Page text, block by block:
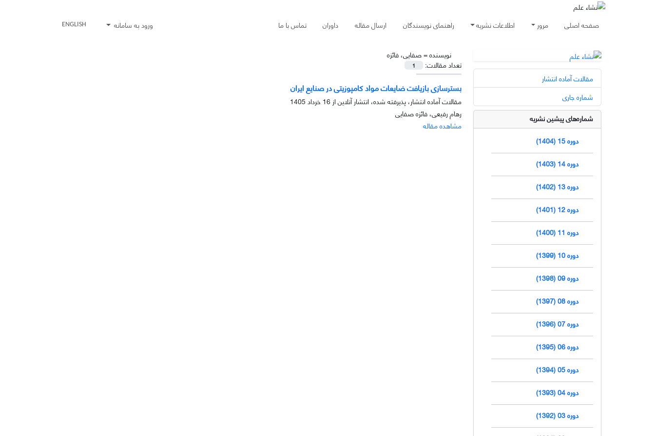
صفحه اصلی مرور اطلاعات نشریه راهنمای نویسندگان ارسال مقاله داوران تماس با ما ورود به سامانه ENGLISH
نویسنده =صفایی، فائزه
تعداد مقالات:
1
بسترسازی بازیافت ضایعات مواد کامپوزیتی در صنایع ایران
مقالات آماده انتشار، پذیرفته شده، انتشار آنلاین از 16 خرداد 1405
رهام رفیعی، فائزه صفایی
مشاهده مقاله
مقالات آماده انتشار
شماره جاری
شماره‌های پیشین نشریه
دوره 15 (1404)
دوره 14 (1403)
دوره 13 (1402)
دوره 12 (1401)
دوره 11 (1400)
دوره 10 (1399)
دوره 09 (1398)
دوره 08 (1397)
دوره 07 (1396)
دوره 06 (1395)
دوره 05 (1394)
دوره 04 (1393)
دوره 03 (1392)